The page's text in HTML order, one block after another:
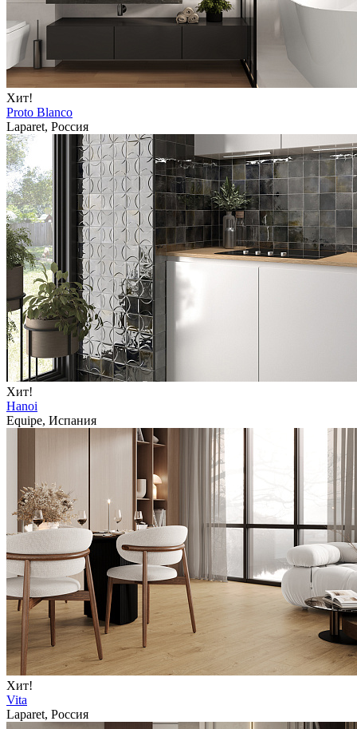
Хит!
Proto Blanco
Laparet, Россия
Хит!
Hanoi
Equipe, Испания
Хит!
Vita
Laparet, Россия